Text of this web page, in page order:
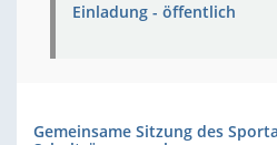
Einladung - öffentlich
Gemeinsame Sitzung des